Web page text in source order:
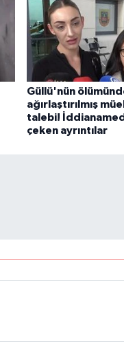
Güllü'nün
ağırlaştırılmış
talebi!
çeken ayrıntılar